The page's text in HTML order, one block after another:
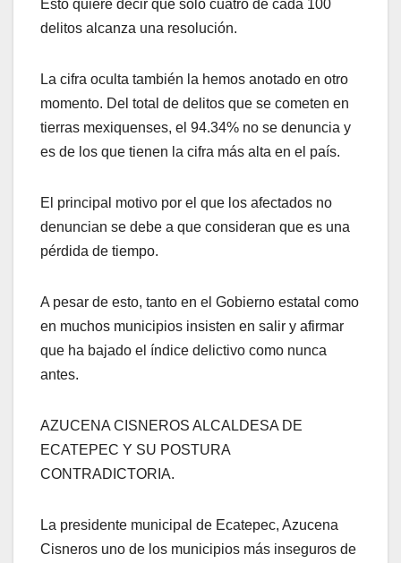
Esto quiere decir que sólo cuatro de cada 100
delitos alcanza una resolución.
La cifra oculta también la hemos anotado en otro
momento. Del total de delitos que se cometen en
tierras mexiquenses, el 94.34% no se denuncia y
es de los que tienen la cifra más alta en el país.
El principal motivo por el que los afectados no
denuncian se debe a que consideran que es una
pérdida de tiempo.
A pesar de esto, tanto en el Gobierno estatal como
en muchos municipios insisten en salir y afirmar
que ha bajado el índice delictivo como nunca
antes.
AZUCENA CISNEROS ALCALDESA DE
ECATEPEC Y SU POSTURA
CONTRADICTORIA.
La presidente municipal de Ecatepec, Azucena
Cisneros uno de los municipios más inseguros de